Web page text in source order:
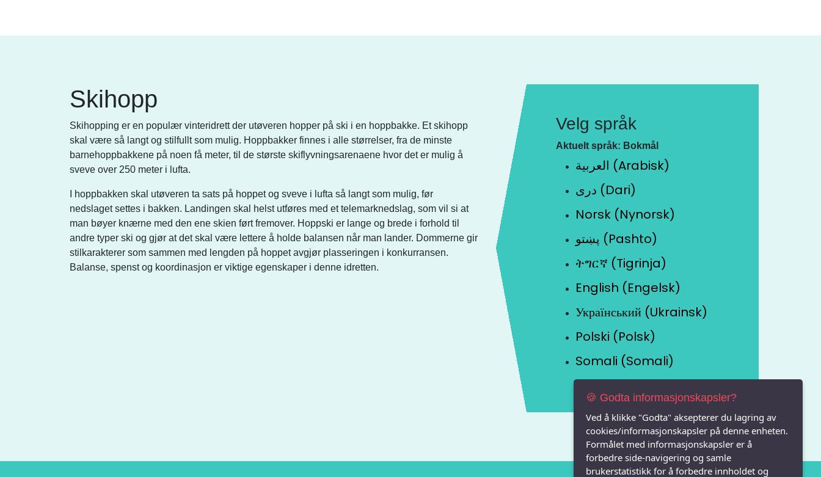
Skihopp
Skihopping er en populær vinteridrett der utøveren hopper på ski i en hoppbakke. Et skihopp
skal være så langt og stilfullt som mulig. Hoppbakker finnes i alle størrelser, fra de minste
barnehoppbakkene på noen få meter, til de største skiflyvningsarenaene hvor det er mulig å
sveve over 250 meter i lufta.
I hoppbakken skal utøveren ta sats på hoppet og sveve i lufta så langt som mulig, før
nedslaget settes i bakken. Landingen skal helst utføres med et telemarknedslag, som vil si at
man bøyer knærne med den ene skien ført fremover. Hoppski er lange og brede i forhold til
andre typer ski og gjør at det skal være lettere å holde balansen når man lander. Dommerne gir
stilkarakterer som sammen med lengden på hoppet avgjør plasseringen i konkurransen.
Balanse, spenst og koordinasjon er viktige egenskaper i denne idretten.
Velg språk
Aktuelt språk: Bokmål
العربية (Arabisk)
دری (Dari)
Norsk (Nynorsk)
پښتو (Pashto)
ትግርኛ (Tigrinja)
English (Engelsk)
Український (Ukrainsk)
Polski (Polsk)
Somali (Somali)
🍪 Godta informasjonskapsler?
Ved å klikke "Godta" aksepterer du lagring av
cookies/informasjonskapsler på denne enheten.
Formålet med informasjonskapsler er å
forbedre side-navigering og samle
brukerstatistikk for å forbedre innholdet og